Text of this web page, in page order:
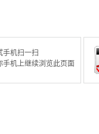
手机扫一扫
手机上继续浏览此页面